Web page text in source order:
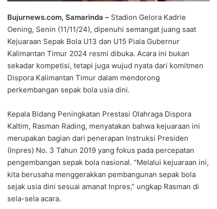
Bujurnews.com, Samarinda – Stadion Gelora Kadrie
Oening, Senin (11/11/24), dipenuhi semangat juang saat
Kejuaraan Sepak Bola U13 dan U15 Piala Gubernur
Kalimantan Timur 2024 resmi dibuka. Acara ini bukan
sekadar kompetisi, tetapi juga wujud nyata dari komitmen
Dispora Kalimantan Timur dalam mendorong
perkembangan sepak bola usia dini.
Kepala Bidang Peningkatan Prestasi Olahraga Dispora
Kaltim, Rasman Rading, menyatakan bahwa kejuaraan ini
merupakan bagian dari penerapan Instruksi Presiden
(Inpres) No. 3 Tahun 2019 yang fokus pada percepatan
pengembangan sepak bola nasional. “Melalui kejuaraan ini,
kita berusaha menggerakkan pembangunan sepak bola
sejak usia dini sesuai amanat Inpres,” ungkap Rasman di
sela-sela acara.